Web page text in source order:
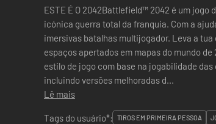
ESTE É O 2042Battlefield™ 2042 é um jogo
icónica guerra total da franquia. Com a
imersivas batalhas multijogador. Leva a tua equipa à vitória em combates intensos e em
espaços apertados em mapas do mundo
estilo de jogo com base na jogabilidade
incluindo versões melhoradas d...
Lê mais
Tags do usuário*:
TIROS EM PRIMEIRA PESSOA